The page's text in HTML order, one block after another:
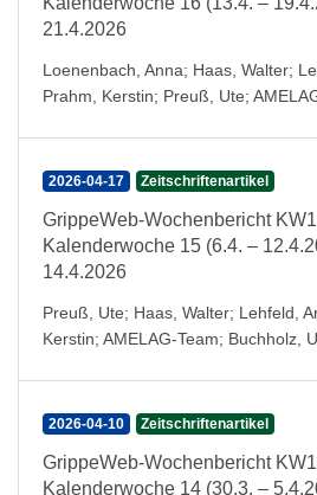
21.4.2026
Loenenbach, Anna; Haas, Walter;
Prahm, Kerstin; Preuß, Ute;
2026-04-17 Zeitschriftenartikel
GrippeWeb-Wochenbericht
Kalenderwoche 15 (6.4. –
14.4.2026
Preuß, Ute; Haas, Walter; Lehfeld,
Kerstin; AMELAG-Team; Buchholz,
2026-04-10 Zeitschriftenartikel
GrippeWeb-Wochenbericht
Kalenderwoche 14 (30.3. –